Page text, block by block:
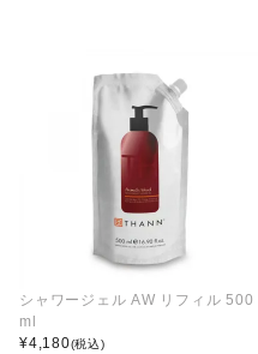
シャワージェル AW リフィル 500
ml
¥4,180(税込)